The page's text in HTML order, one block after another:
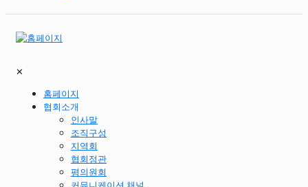
✕
홈페이지
협회소개
인사말
조직구성
지역회
협회정관
평의원회